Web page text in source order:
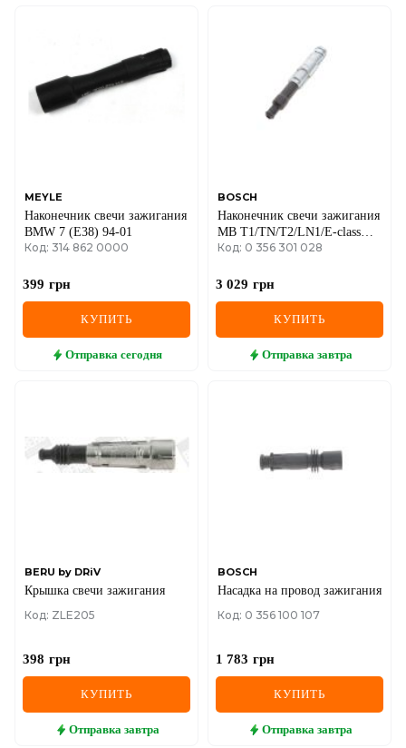
MG
MINI
NISSAN
OPEL
POLESTAR
RENAULT
SMART
SSANGYONG
SUZUKI
TESLA
MEYLE
Наконечник свечи зажигания
BMW 7 (E38) 94-01
Код: 314 862 0000
399 грн
КУПИТЬ
Отправка сегодня
BOSCH
Наконечник свечи зажигания
MB T1/TN/T2/LN1/E-class
(W124) 82-95
Код: 0 356 301 028
3 029 грн
КУПИТЬ
Отправка завтра
BERU by DRiV
Крышка свечи зажигания
Код: ZLE205
398 грн
КУПИТЬ
Отправка завтра
BOSCH
Насадка на провод зажигания
Код: 0 356 100 107
1 783 грн
КУПИТЬ
Отправка завтра